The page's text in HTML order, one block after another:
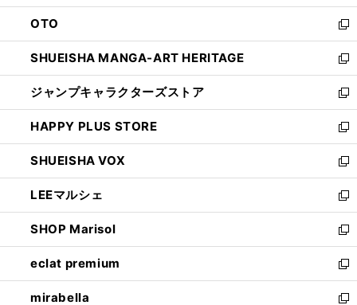
ウ
で
開
く
ン
ド
ウ
で
開
く
OTO
新
し
い
ウ
ィ
ン
ド
ウ
で
開
く
SHUEISHA MANGA-ART HERITAGE
新
し
い
ウ
ィ
ン
ド
ウ
で
開
く
ジャンプキャラクターズストア
新
し
い
ウ
ィ
ン
ド
ウ
で
開
く
HAPPY PLUS STORE
新
し
い
ウ
ィ
ン
ド
ウ
で
開
く
SHUEISHA VOX
新
し
い
ウ
ィ
ン
ド
ウ
で
LEEマルシェ
新
し
い
ウ
ィ
ン
ド
SHOP Marisol
新
し
い
ウ
ィ
eclat premium
新
し
い
mirabella
新